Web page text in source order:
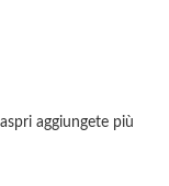
aggiungete più